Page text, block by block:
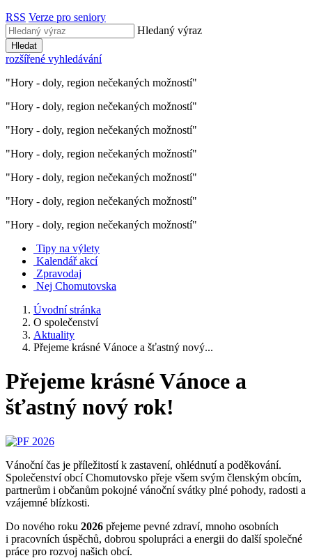
RSS Verze pro seniory
Hledaný výraz
Hledat
rozšířené vyhledávání
"Hory - doly, region nečekaných možností"
"Hory - doly, region nečekaných možností"
"Hory - doly, region nečekaných možností"
"Hory - doly, region nečekaných možností"
"Hory - doly, region nečekaných možností"
"Hory - doly, region nečekaných možností"
"Hory - doly, region nečekaných možností"
Tipy na výlety
Kalendář akcí
Zpravodaj
Nej Chomutovska
Úvodní stránka
O společenství
Aktuality
Přejeme krásné Vánoce a šťastný nový...
Přejeme krásné Vánoce a
šťastný nový rok!
Vánoční čas je příležitostí k zastavení, ohlédnutí a poděkování.
Společenství obcí Chomutovsko přeje všem svým členským obcím,
partnerům i občanům pokojné vánoční svátky plné pohody, radosti a
vzájemné blízkosti.
Do nového roku 2026 přejeme pevné zdraví, mnoho osobních
i pracovních úspěchů, dobrou spolupráci a energii do další společné
práce pro rozvoj našich obcí.